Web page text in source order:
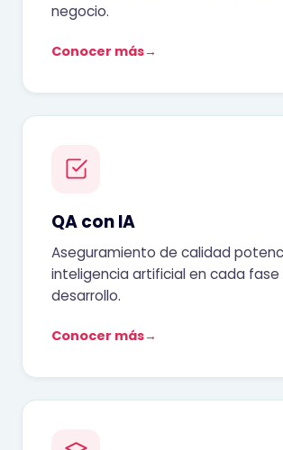
negocio.
Conocer más→
QA con IA
Aseguramiento de calidad
inteligencia artificial en cada fase
desarrollo.
Conocer más→